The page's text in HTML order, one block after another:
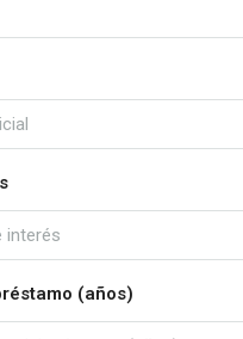
(años)